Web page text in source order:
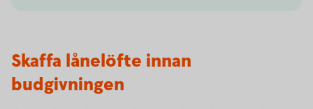
Skaffa lånelöfte innan
budgivningen